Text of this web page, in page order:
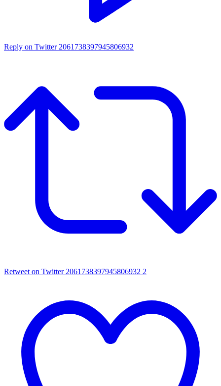
Reply on Twitter 2061738397945806932
Retweet on Twitter 2061738397945806932 2